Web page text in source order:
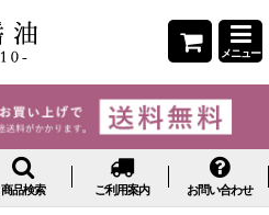
メニュー
商品検索 ご利用案内 お問い合わせ